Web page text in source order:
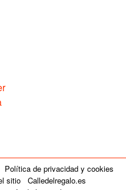
Política de privacidad y cookies
sitio
Calledelregalo.es